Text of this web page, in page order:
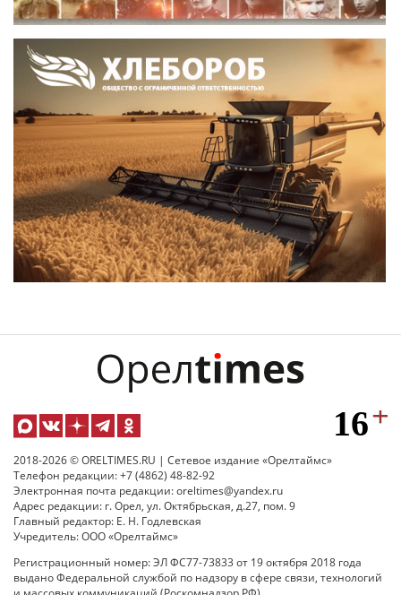
2018-2026 © ORELTIMES.RU | Сетевое издание «Орелтаймс»
Телефон редакции: +7 (4862) 48-82-92
Электронная почта редакции: oreltimes@yandex.ru
Адрес редакции: г. Орел, ул. Октябрьская, д.27, пом. 9
Главный редактор: Е. Н. Годлевская
Учредитель: ООО «Орелтаймс»
Регистрационный номер: ЭЛ ФС77-73833 от 19 октября 2018 года
выдано Федеральной службой по надзору в сфере связи, технологий